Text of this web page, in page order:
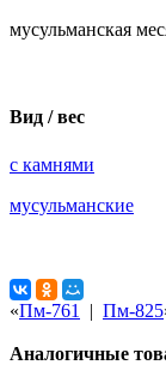
мусульманская
Вид / вес
с камнями
мусульманские
«Пм-761 | Пм-825
Аналогичные